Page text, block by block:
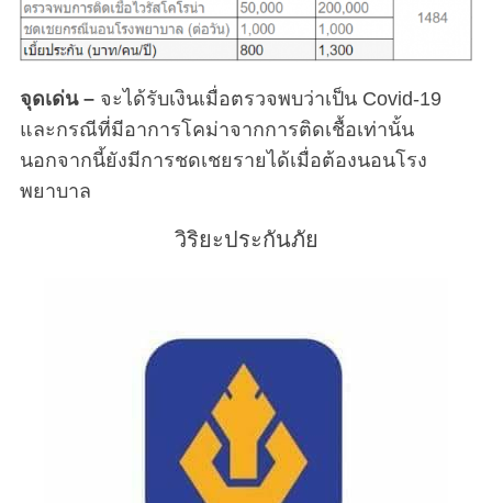
จุดเด่น –จะได้รับเงินเมื่อตรวจพบว่าเป็น Covid-19
และกรณีที่มีอาการโคม่าจากการติดเชื้อเท่านั้น
นอกจากนี้ยังมีการชดเชยรายได้เมื่อต้องนอนโรง
พยาบาล
วิริยะประกันภัย